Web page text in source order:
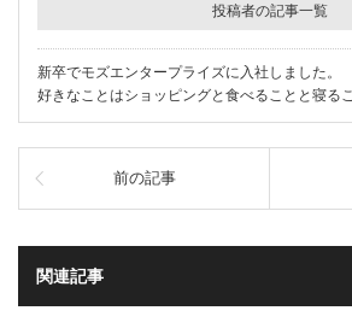
投稿者の記事一覧
新卒でモズエンタープライズに入社しました。
好きなことはショッピングと食べることと寝る
前の記事
関連記事